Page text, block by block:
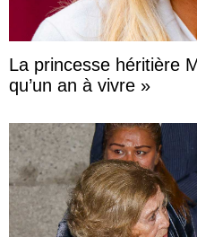
La princesse héritière
qu’un an à vivre »